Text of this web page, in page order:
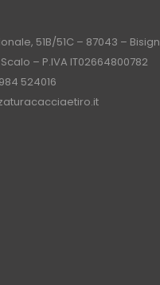
51B/51C – 87043 –
– P.IVA IT02664800782
524016